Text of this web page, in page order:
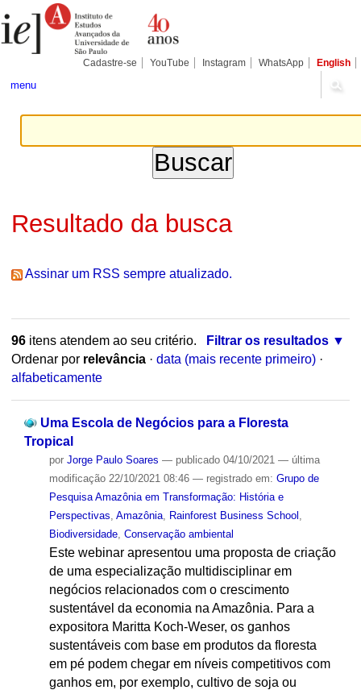
para
conteúdo.
Pessoais
Cadastre-se YouTube Instagram WhatsApp English
menu
Resultado da busca
Assinar um RSS sempre atualizado.
96itens atendem ao seu critério.
Filtrar os resultados
Ordenar por relevância · data (mais recente primeiro) ·
alfabeticamente
Uma Escola de Negócios para a Floresta
Tropical
por Jorge Paulo Soares — publicado04/10/2021 — última
modificação22/10/2021 08:46 — registrado em: Grupo de
Pesquisa Amazônia em Transformação: História e
Perspectivas Amazônia, Rainforest Business School
Biodiversidade, Conservação ambiental
Este webinar apresentou uma proposta de criação
de uma especialização multidisciplinar em
negócios relacionados com o crescimento
sustentável da economia na Amazônia. Para a
expositora Maritta Koch-Weser, os ganhos
sustentáveis com base em produtos da floresta
em pé podem chegar em níveis competitivos com
ganhos em, por exemplo, cultivo de soja ou